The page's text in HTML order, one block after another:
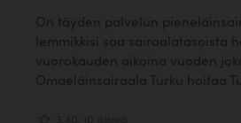
On täyden palvelun
lemmikkisi saa sairaalatasoista
vuorokauden aikoina vuoden
Omaeläinsairaala Turku hoitaa